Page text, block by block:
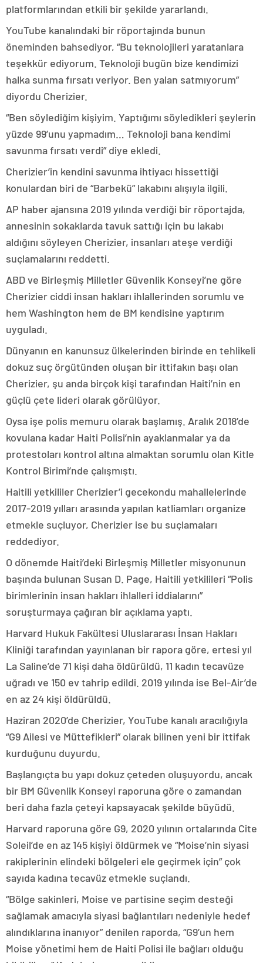
platformlarından etkili bir şekilde yararlandı.
YouTube kanalındaki bir röportajında bunun
öneminden bahsediyor, “Bu teknolojileri yaratanlara
teşekkür ediyorum. Teknoloji bugün bize kendimizi
halka sunma fırsatı veriyor. Ben yalan satmıyorum”
diyordu Cherizier.
“Ben söylediğim kişiyim. Yaptığımı söyledikleri şeylerin
yüzde 99’unu yapmadım… Teknoloji bana kendimi
savunma fırsatı verdi” diye ekledi.
Cherizier’in kendini savunma ihtiyacı hissettiği
konulardan biri de “Barbekü” lakabını alışıyla ilgili.
AP haber ajansına 2019 yılında verdiği bir röportajda,
annesinin sokaklarda tavuk sattığı için bu lakabı
aldığını söyleyen Cherizier, insanları ateşe verdiği
suçlamalarını reddetti.
ABD ve Birleşmiş Milletler Güvenlik Konseyi’ne göre
Cherizier ciddi insan hakları ihlallerinden sorumlu ve
hem Washington hem de BM kendisine yaptırım
uyguladı.
Dünyanın en kanunsuz ülkelerinden birinde en tehlikeli
dokuz suç örgütünden oluşan bir ittifakın başı olan
Cherizier, şu anda birçok kişi tarafından Haiti’nin en
güçlü çete lideri olarak görülüyor.
Oysa işe polis memuru olarak başlamış. Aralık 2018’de
kovulana kadar Haiti Polisi’nin ayaklanmalar ya da
protestoları kontrol altına almaktan sorumlu olan Kitle
Kontrol Birimi’nde çalışmıştı.
Haitili yetkililer Cherizier’i gecekondu mahallelerinde
2017-2019 yılları arasında yapılan katliamları organize
etmekle suçluyor, Cherizier ise bu suçlamaları
reddediyor.
O dönemde Haiti’deki Birleşmiş Milletler misyonunun
başında bulunan Susan D. Page, Haitili yetkilileri “Polis
birimlerinin insan hakları ihlalleri iddialarını”
soruşturmaya çağıran bir açıklama yaptı.
Harvard Hukuk Fakültesi Uluslararası İnsan Hakları
Kliniği tarafından yayınlanan bir rapora göre, ertesi yıl
La Saline’de 71 kişi daha öldürüldü, 11 kadın tecavüze
uğradı ve 150 ev tahrip edildi. 2019 yılında ise Bel-Air’de
en az 24 kişi öldürüldü.
Haziran 2020’de Cherizier, YouTube kanalı aracılığıyla
“G9 Ailesi ve Müttefikleri” olarak bilinen yeni bir ittifak
kurduğunu duyurdu.
Başlangıçta bu yapı dokuz çeteden oluşuyordu, ancak
bir BM Güvenlik Konseyi raporuna göre o zamandan
beri daha fazla çeteyi kapsayacak şekilde büyüdü.
Harvard raporuna göre G9, 2020 yılının ortalarında Cite
Soleil’de en az 145 kişiyi öldürmek ve “Moise’nin siyasi
rakiplerinin elindeki bölgeleri ele geçirmek için” çok
sayıda kadına tecavüz etmekle suçlandı.
“Bölge sakinleri, Moise ve partisine seçim desteği
sağlamak amacıyla siyasi bağlantıları nedeniyle hedef
alındıklarına inanıyor” denilen raporda, “G9’un hem
Moise yönetimi hem de Haiti Polisi ile bağları olduğu